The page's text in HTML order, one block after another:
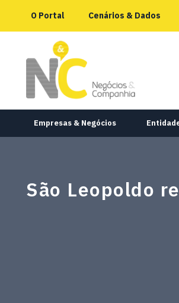
O Portal Cenários & Dados
Empresas & Negócios
São Leopoldo